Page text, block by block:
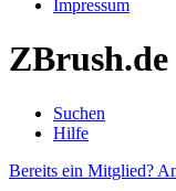
Impressum
Suchen
Hilfe
Bereits ein Mitglied?